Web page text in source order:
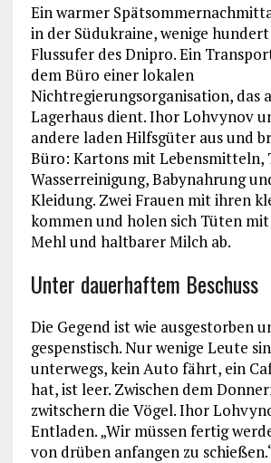
Ein warmer
in der Südukraine, wenige
Flussufer des Dnipro. Ein
dem Büro einer lokalen
Nichtregierungsorganisation, das
Lagerhaus dient. Ihor Lohvynov
andere laden Hilfsgüter aus und
Büro: Kartons mit Lebensmitteln,
Wasserreinigung, Babynahrung
Kleidung. Zwei Frauen mit ihren
kommen und holen sich Tüten
Mehl und haltbarer Milch ab.
Unter dauerhaftem Beschuss
Die Gegend ist wie ausgestorben
gespenstisch. Nur wenige Leute
unterwegs, kein Auto fährt, ein
hat, ist leer. Zwischen dem
zwitschern die Vögel. Ihor
Entladen. „Wir müssen fertig
von drüben anfangen zu